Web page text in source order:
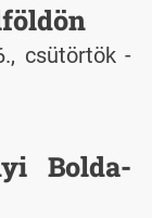
csütörtök -
Bolda-